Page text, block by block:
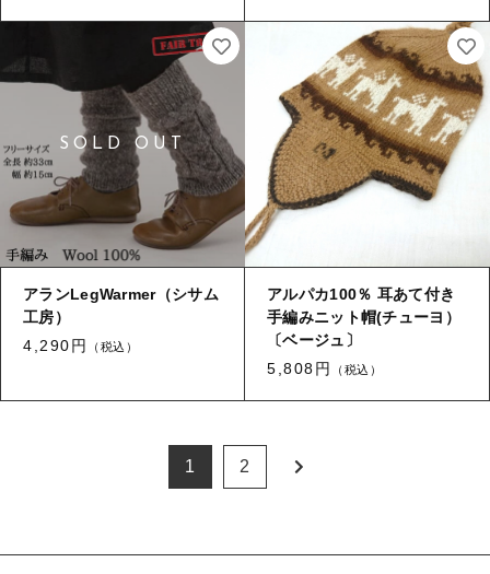
アランLegWarmer（シサム
工房）
4,290円
（税込）
アルパカ100％ 耳あて付き
手編みニット帽(チューヨ）
〔ベージュ〕
5,808円
（税込）
1 2